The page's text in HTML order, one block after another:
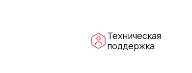
Техническая
поддержка